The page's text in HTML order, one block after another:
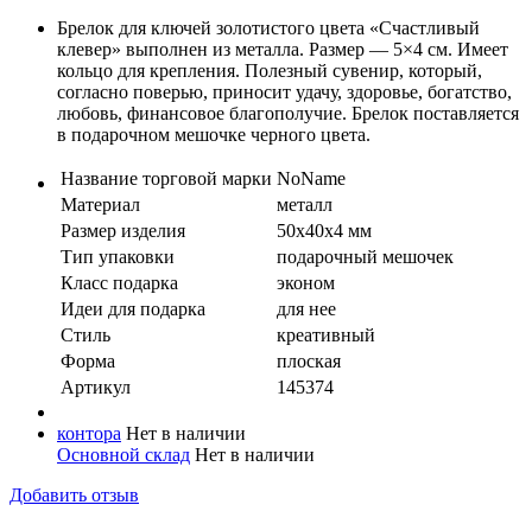
Брелок для ключей золотистого цвета «Счастливый
клевер» выполнен из металла. Размер — 5×4 см. Имеет
кольцо для крепления. Полезный сувенир, который,
согласно поверью, приносит удачу, здоровье, богатство,
любовь, финансовое благополучие. Брелок поставляется
в подарочном мешочке черного цвета.
Название торговой марки NoName
Материал
металл
Размер изделия
50x40x4 мм
Тип упаковки
подарочный мешочек
Класс подарка
эконом
Идеи для подарка
для нее
Стиль
креативный
Форма
плоская
Артикул
145374
контора Нет в наличии
Основной склад Нет в наличии
Добавить отзыв